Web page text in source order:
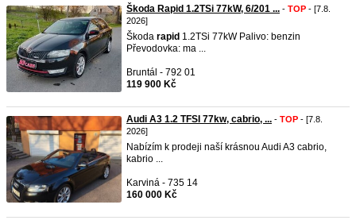
Škoda Rapid 1.2TSi 77kW, 6/201 ... - TOP - [7.8.
2026]
Škoda rapid 1.2TSi 77kW Palivo: benzin
Převodovka: ma ...
Bruntál - 792 01
119 900 Kč
Audi A3 1.2 TFSI 77kw, cabrio, ... - TOP - [7.8.
2026]
Nabízím k prodeji naší krásnou Audi A3 cabrio,
kabrio ...
Karviná - 735 14
160 000 Kč